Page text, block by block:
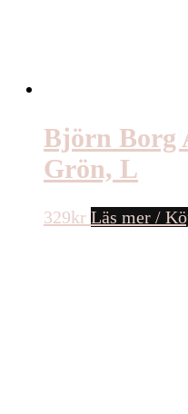
Björn Borg
Grön, L
329kr Läs mer /